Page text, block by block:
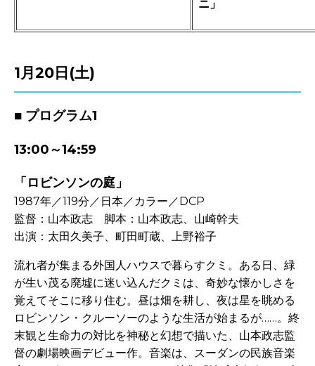
ニ」
1月20日(土)
■ プログラム1
13:00～14:59
「ロビンソンの庭」
1987年／119分／日本／カラー／DCP
監督：山本政志 脚本：山本政志、山崎幹夫
出演：太田久美子、町田町蔵、上野裕子
流れ者が集まる外国人ハウスで暮らすクミ。ある日、緑
が生い茂る廃墟に迷い込んだクミは、奇妙な懐かしさを
覚えてそこに移り住む。昼は畑を耕し、夜は星を眺める
ロビンソン・クルーソーのような生活が始まるが……。終
末観と生命力の対比を神秘と幻想で描いた、山本政志監
督の劇場映画デビュー作。音楽は、スーダンの民族音楽